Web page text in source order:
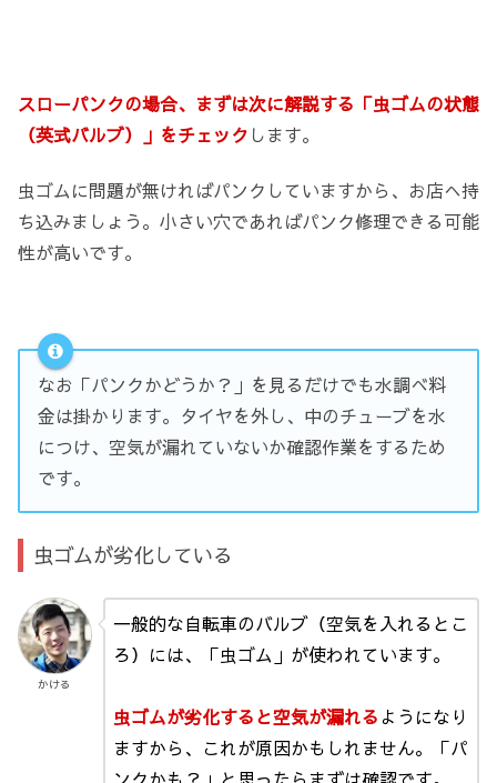
スローパンクの場合、まずは次に解説する「虫ゴムの状態
（英式バルブ）」をチェック します。
虫ゴムに問題が無ければパンクしていますから、お店へ持
ち込みましょう。小さい穴であればパンク修理できる可能
性が高いです。
なお「パンクかどうか？」を見るだけでも水調べ料
金は掛かります。タイヤを外し、中のチューブを水
につけ、空気が漏れていないか確認作業をするため
です。
虫ゴムが劣化している
かける
一般的な自転車のバルブ（空気を入れるとこ
ろ）には、「虫ゴム」が使われています。
虫ゴムが劣化すると空気が漏れるようになり
ますから、これが原因かもしれません。「パ